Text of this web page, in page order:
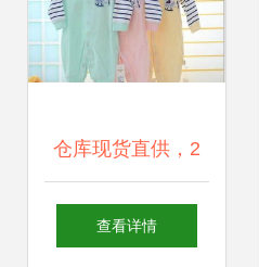
仓库现货直供，2
元起批发各类服装
查看详情